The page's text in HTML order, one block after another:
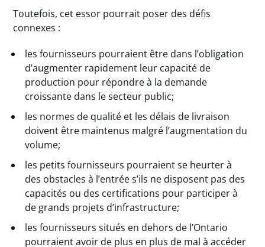
Toutefois, cet essor pourrait poser des défis
connexes :
les fournisseurs pourraient être dans l’obligation
d’augmenter rapidement leur capacité de
production pour répondre à la demande
croissante dans le secteur public;
les normes de qualité et les délais de livraison
doivent être maintenus malgré l’augmentation du
volume;
les petits fournisseurs pourraient se heurter à
des obstacles à l’entrée s’ils ne disposent pas des
capacités ou des certifications pour participer à
de grands projets d’infrastructure;
les fournisseurs situés en dehors de l’Ontario
pourraient avoir de plus en plus de mal à accéder